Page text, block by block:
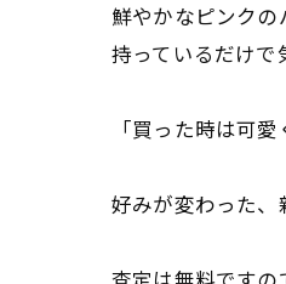
鮮やかなピンクの
持っているだけ
「買った時は可
好みが変わった、